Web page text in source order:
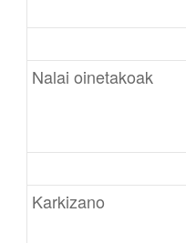
Nalai oinetakoak
Karkizano